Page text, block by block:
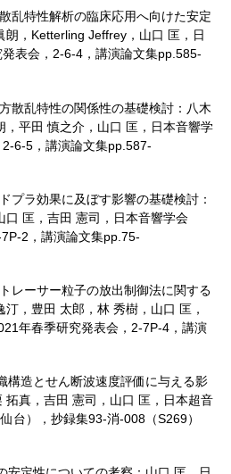
乱特性解析の臨床応用へ向けた安定
朗，Ketterling Jeffrey，山口 匡，日
表会，2-6-4，講演論文集pp.585-
散乱特性の関係性の基礎検討：八木
，平田 慎之介，山口 匡，日本音響学
6-5，講演論文集pp.587-
プラ効果に及ぼす影響の基礎検討：
口 匡，吉田 憲司，日本音響学会
2，講演論文集pp.75-
レーサー粒子の放出制御法に関する
，豊田 太郎，林 秀樹，山口 匡，
年春季研究発表会，2-7P-4，講演
構造とせん断波速度評価に与える影
拓真，吉田 憲司，山口 匡，日本超音
台），抄録集93-消-008（S269）